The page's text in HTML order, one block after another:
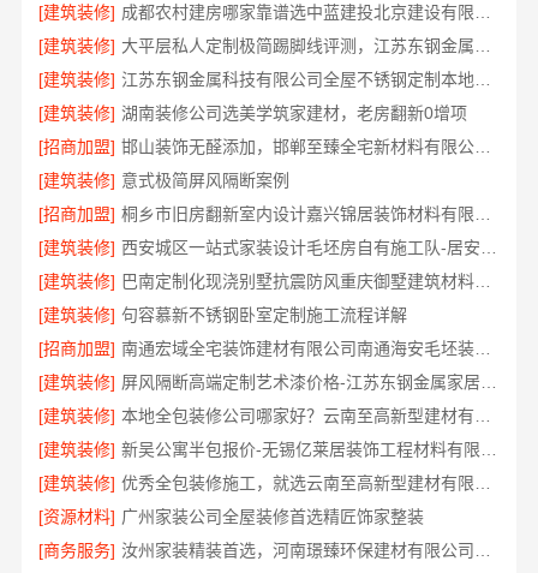
[建筑装修]
[建筑装修]
[建筑装修]
[建筑装修] 湖南装修公司选美学筑家建材，老房翻新0增项
[招商加盟]
邯山装饰无醛添加，邯郸至臻全宅新材料有限公司保障
[建筑装修] 意式极简屏风隔断案例
[招商加盟]
[建筑装修]
[建筑装修]
巴南定制化现浇别墅抗震防风重庆御墅建筑材料有限公司
[建筑装修] 句容慕新不锈钢卧室定制施工流程详解
[招商加盟]
南通宏域全宅装饰建材有限公司南通海安毛坯装饰公司设计
[建筑装修]
[建筑装修]
[建筑装修]
[建筑装修]
[资源材料] 广州家装公司全屋装修首选精匠饰家整装
[商务服务]